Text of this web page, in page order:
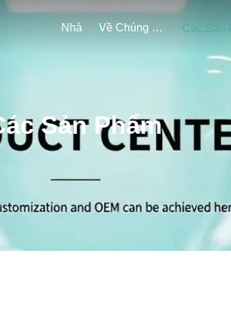
Nhà Về Chúng Tôi
Sản Phẩm